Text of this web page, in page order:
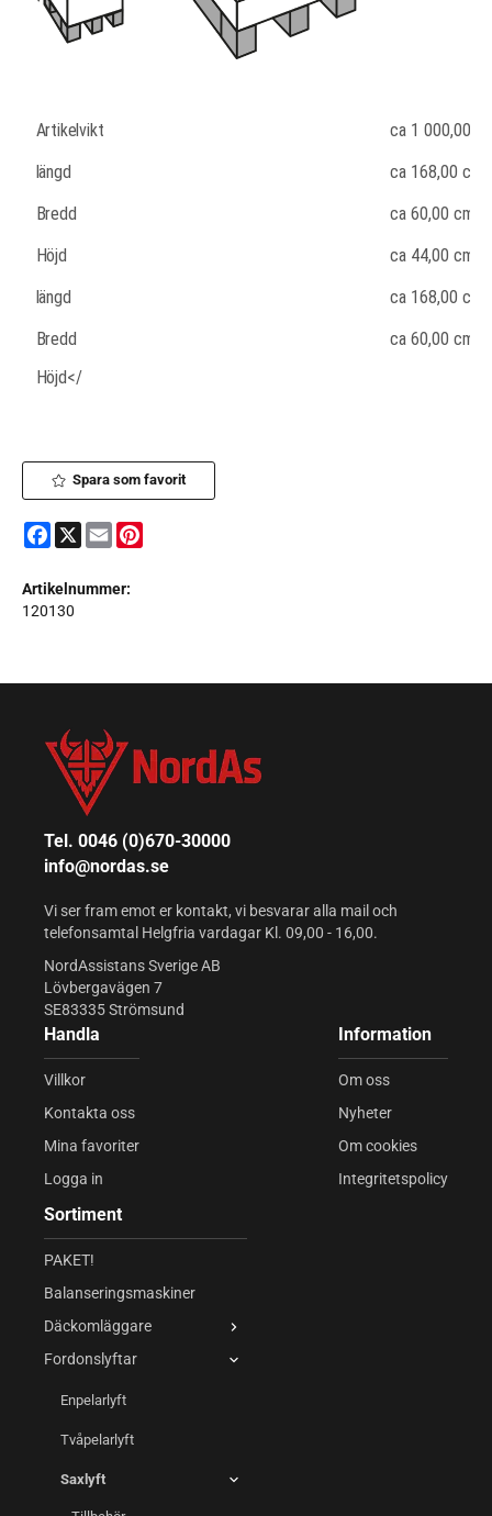
Artikelvikt ca 1 000,00
längd
ca 168,00 cm
Bredd
ca 60,00 cm
Höjd
ca 44,00 cm
längd
ca 168,00 cm
Bredd
ca 60,00 cm
Höjd</
Spara som favorit
Facebook
X Email
Artikelnummer:
120130
Tel. 0046 (0)670-30000
info@nordas.se
Vi ser fram emot er kontakt, vi besvarar alla mail och
telefonsamtal Helgfria vardagar Kl. 09,00 - 16,00.
NordAssistans Sverige AB
Lövbergavägen 7
SE83335 Strömsund
Handla
Villkor
Kontakta oss
Mina favoriter
Logga in
Information
Om oss
Nyheter
Om cookies
Integritetspolicy
Sortiment
PAKET!
Balanseringsmaskiner
Däckomläggare
Fordonslyftar
Enpelarlyft
Tvåpelarlyft
Saxlyft